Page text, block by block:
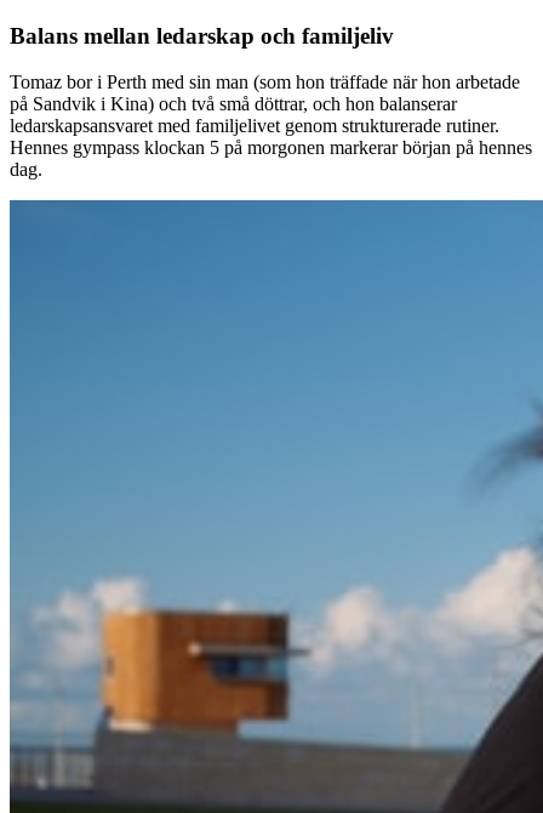
Balans mellan ledarskap och familjeliv
Tomaz bor i Perth med sin man (som hon träffade när hon arbetade
på Sandvik i Kina) och två små döttrar, och hon balanserar
ledarskapsansvaret med familjelivet genom strukturerade rutiner.
Hennes gympass klockan 5 på morgonen markerar början på hennes
dag.